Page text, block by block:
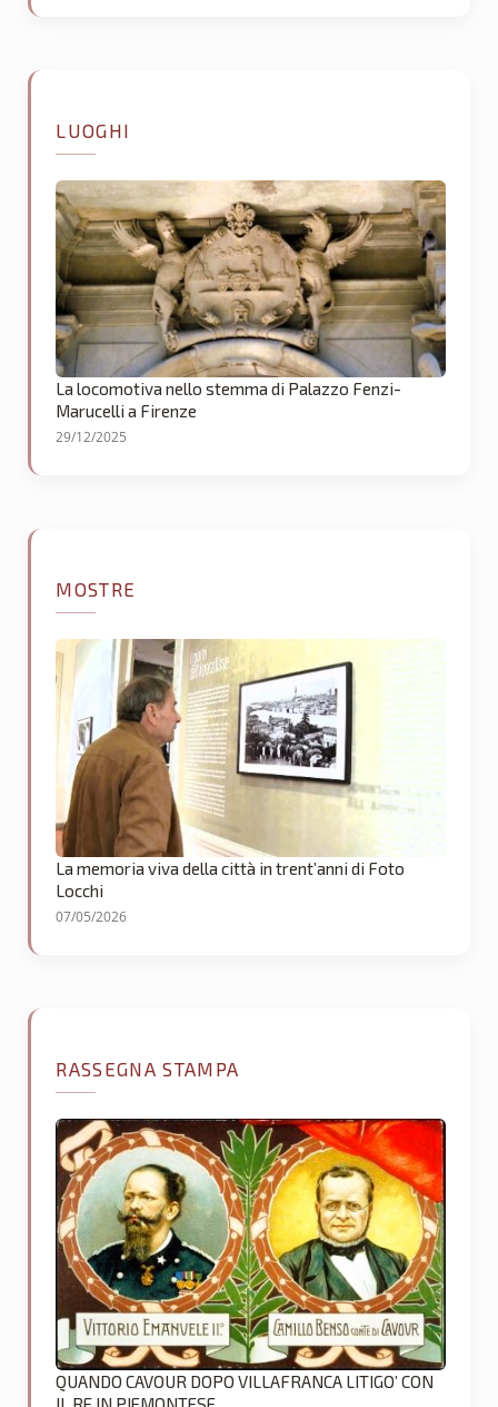
LUOGHI
La locomotiva nello stemma di Palazzo Fenzi-
Marucelli a Firenze
29/12/2025
MOSTRE
La memoria viva della città in trent’anni di Foto
Locchi
07/05/2026
RASSEGNA STAMPA
QUANDO CAVOUR DOPO VILLAFRANCA LITIGO’ CON